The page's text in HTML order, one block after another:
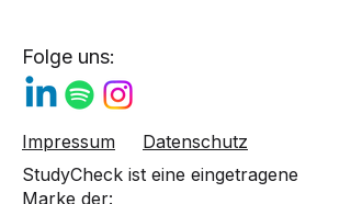
Folge uns:
Impressum
Datenschutz
StudyCheck ist eine eingetragene
Marke der: